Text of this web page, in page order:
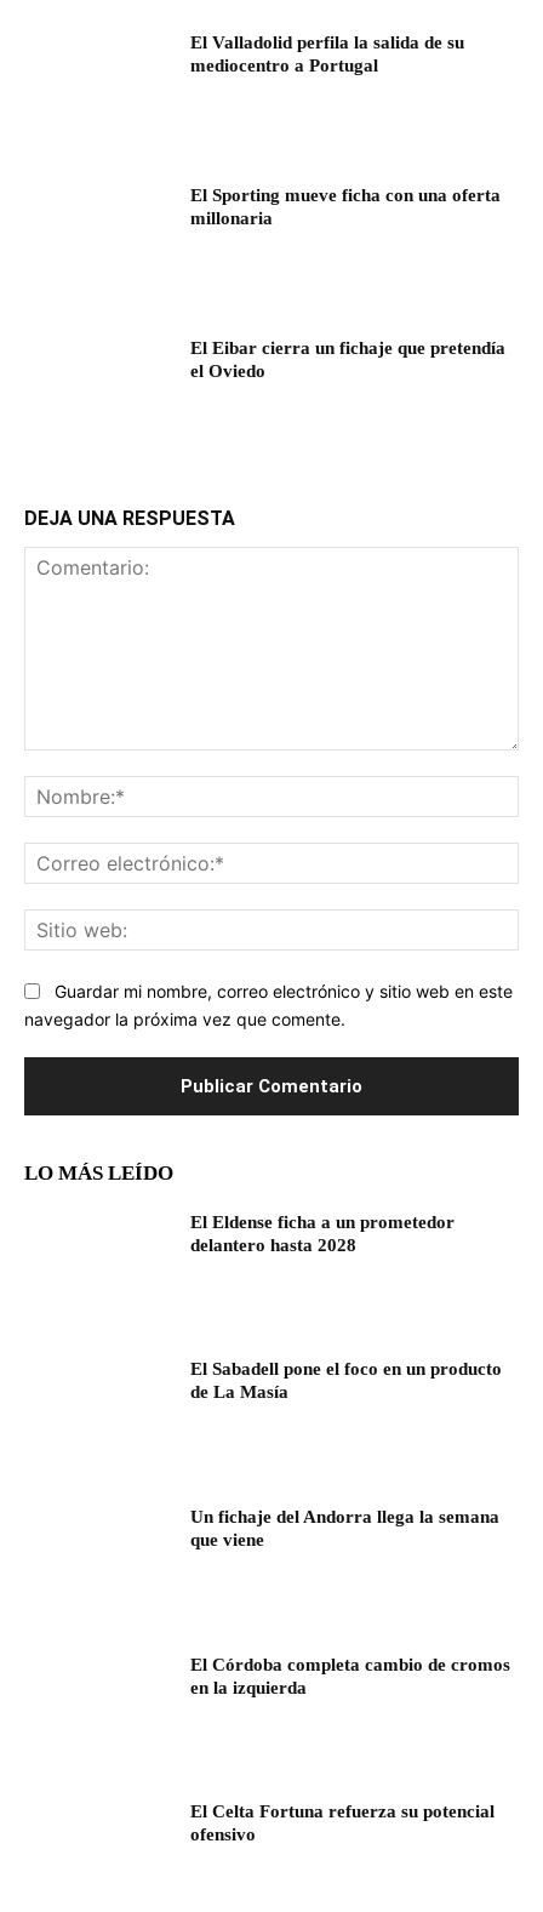
El Valladolid perfila la salida de su
mediocentro a Portugal
El Sporting mueve ficha con una oferta
millonaria
El Eibar cierra un fichaje que pretendía
el Oviedo
DEJA UNA RESPUESTA
Guardar mi nombre, correo electrónico y sitio web en este
navegador la próxima vez que comente.
LO MÁS LEÍDO
El Eldense ficha a un prometedor
delantero hasta 2028
El Sabadell pone el foco en un producto
de La Masía
Un fichaje del Andorra llega la semana
que viene
El Córdoba completa cambio de cromos
en la izquierda
El Celta Fortuna refuerza su potencial
ofensivo